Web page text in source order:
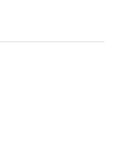
Причиной стала